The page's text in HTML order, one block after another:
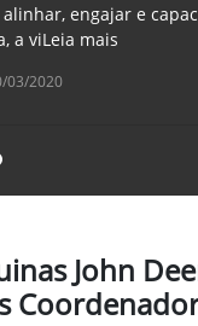
engajar e
a viLeia mais
03/2020
John